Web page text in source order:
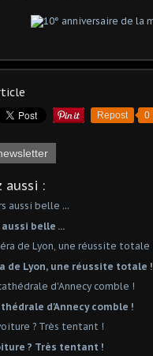
Repost 0
aussi :
belle ...
de Lyon, une réussite totale !
d'Annecy comble !
? Très tentant !